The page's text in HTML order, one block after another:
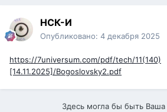
НСК-И
Опубликовано: 4 декабря 2025
https://7universum.com/pdf/tech/11(140)
[14.11.2025]/Bogoslovsky2.pdf
Здесь могла бы быть Ваша